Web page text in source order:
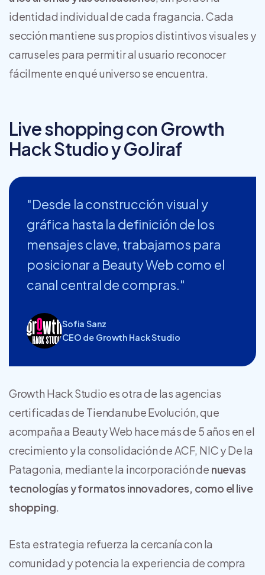
identidad individual de cada fragancia. Cada
sección mantiene sus propios distintivos visuales y
carruseles para permitir al usuario reconocer
fácilmente en qué universo se encuentra.
Live shopping con Growth
Hack Studio y GoJiraf
"Desde la construcción visual y
gráfica hasta la definición de los
mensajes clave, trabajamos para
posicionar a Beauty Web como el
canal central de compras."
Sofia Sanz
CEO de Growth Hack Studio
Growth Hack Studio es otra de las agencias
certificadas de Tiendanube Evolución, que
acompaña a Beauty Web hace más de 5 años en el
crecimiento y la consolidación de ACF, NIC y De la
Patagonia, mediante la incorporación de nuevas
tecnologías y formatos innovadores, como el live
shopping
Esta estrategia refuerza la cercanía con la
comunidad y potencia la experiencia de compra